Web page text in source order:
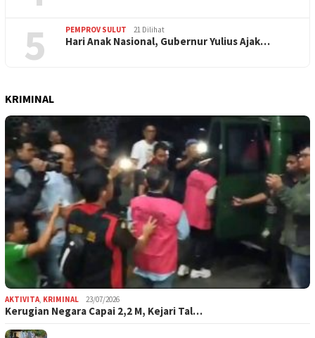
5 PEMPROV SULUT 21 Dilihat
Hari Anak Nasional, Gubernur Yulius Ajak…
KRIMINAL
AKTIVITA, KRIMINAL 23/07/2026
Kerugian Negara Capai 2,2 M, Kejari Tal…